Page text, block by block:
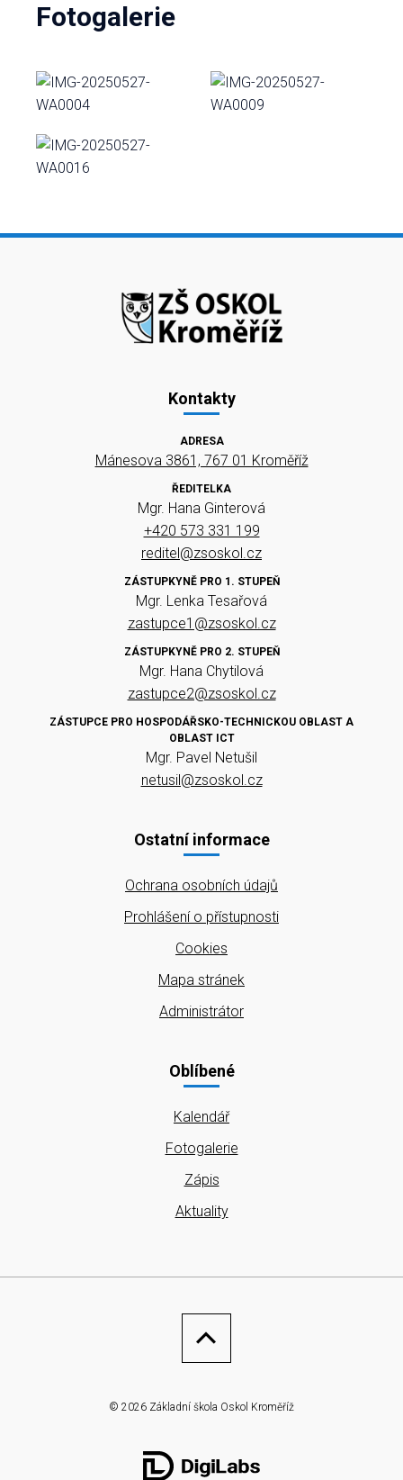
Fotogalerie
Kontakty
ADRESA
Mánesova 3861, 767 01 Kroměříž
ŘEDITELKA
Mgr. Hana Ginterová
+420 573 331 199
reditel@zsoskol.cz
ZÁSTUPKYNĚ PRO 1. STUPEŇ
Mgr. Lenka Tesařová
zastupce1@zsoskol.cz
ZÁSTUPKYNĚ PRO 2. STUPEŇ
Mgr. Hana Chytilová
zastupce2@zsoskol.cz
ZÁSTUPCE PRO HOSPODÁŘSKO-TECHNICKOU OBLAST A
OBLAST ICT
Mgr. Pavel Netušil
netusil@zsoskol.cz
Ostatní informace
Ochrana osobních údajů
Prohlášení o přístupnosti
Cookies
Mapa stránek
Administrátor
Oblíbené
Kalendář
Fotogalerie
Zápis
Aktuality
© 2026 Základní škola Oskol Kroměříž